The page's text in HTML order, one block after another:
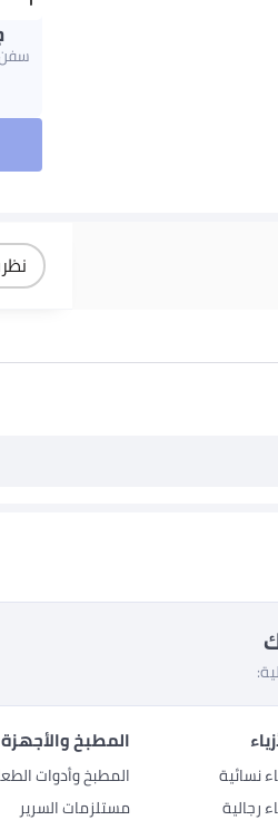
نسائية
رجالية
المطبخ
المطبخ وأدوات
مستلزمات السرير